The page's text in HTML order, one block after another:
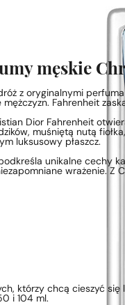
męskie
z oryginalnymi
Fahrenheit
Dior Fahrenheit
muśniętą nutą
luksusowy płaszcz.
unikalne cechy
wrażenie. Z
którzy chcą cieszyć
i 104 ml.